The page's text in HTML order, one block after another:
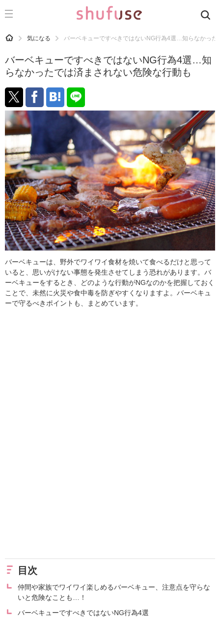
CATEGORY 記事カテゴリ
運気
洗濯
生活の知恵
お金
掃除
マナー
趣味
食材辞典
おすすめ
HOME 気になる バーベキューですべきではないNG行為4選…知らなかった
バーベキューですべきではないNG行為4選…知
らなかったでは済まされない危険な行動も
バーベキューは、野外でワイワイ食材を焼いて食べるだけと思って
いると、思いがけない事態を発生させてしまう恐れがあります。バ
ーベキューをするとき、どのような行動がNGなのかを把握しておく
ことで、未然に火災や食中毒を防ぎやすくなりますよ。バーベキュ
ーで守るべきポイントも、まとめています。
目次
仲間や家族でワイワイ楽しめるバーベキュー、注意点を守らな
いと危険なことも…！
バーベキューですべきではないNG行為4選